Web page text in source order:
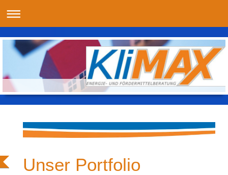
Unser Portfolio